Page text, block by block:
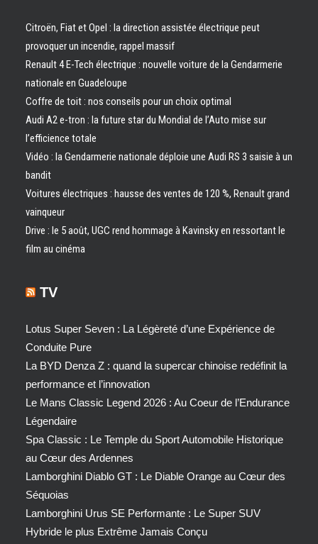
Citroën, Fiat et Opel : la direction assistée électrique peut
provoquer un incendie, rappel massif
Renault 4 E-Tech électrique : nouvelle voiture de la Gendarmerie
nationale en Guadeloupe
Coffre de toit : nos conseils pour un choix optimal
Audi A2 e-tron : la future star du Mondial de l’Auto mise sur
l’efficience totale
Vidéo : la Gendarmerie nationale déploie une Audi RS 3 saisie à un
bandit
Voitures électriques : hausse des ventes de 120 %, Renault grand
vainqueur
Drive : le 5 août, UGC rend hommage à Kavinsky en ressortant le
film au cinéma
TV
Lotus Super Seven : La Légèreté d’une Expérience de
Conduite Pure
La BYD Denza Z : quand la supercar chinoise redéfinit la
performance et l’innovation
Le Mans Classic Legend 2026 : Au Coeur de l’Endurance
Légendaire
Spa Classic : Le Temple du Sport Automobile Historique
au Cœur des Ardennes
Lamborghini Diablo GT : Le Diable Orange au Cœur des
Séquoias
Lamborghini Urus SE Performante : Le Super SUV
Hybride le plus Extrême Jamais Conçu